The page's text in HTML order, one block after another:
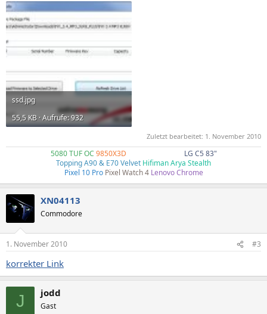
ssd.jpg
55,5 KB · Aufrufe: 932
Zuletzt bearbeitet: 1. November 2010
5080 TUF OC 9850X3D
LG C5 83"
Topping A90 & E70 Velvet Hifiman Arya Stealth
Pixel 10 Pro Pixel Watch 4 Lenovo Chrome
XN04113
Commodore
1. November 2010 #3
korrekter Link
J jodd
Gast